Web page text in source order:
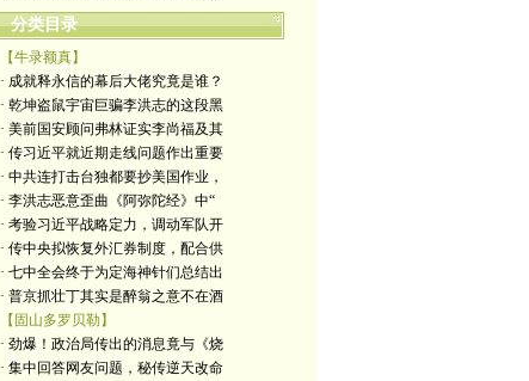
分类目录
【牛录额真】
· 成就释永信的幕后大佬究竟是谁？
· 乾坤盗鼠宇宙巨骗李洪志的这段黑
· 美前国安顾问弗林证实李尚福及其
· 传习近平就近期走线问题作出重要
· 中共连打击台独都要抄美国作业，
· 李洪志恶意歪曲《阿弥陀经》中“
· 考验习近平战略定力，调动军队开
· 传中央拟恢复外汇券制度，配合供
· 七中全会终于为定海神针们总结出
· 普京抓壮丁其实是醉翁之意不在酒
【固山多罗贝勒】
· 劲爆！政治局传出的消息竟与《烧
· 集中回答网友问题，秘传逆天改命